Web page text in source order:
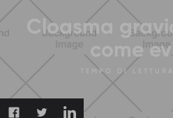
Cloasma
come
TEMPO DI